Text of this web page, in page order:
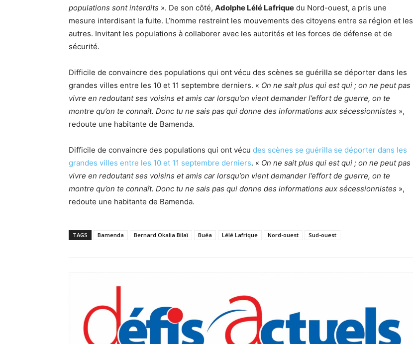
populations sont interdits ». De son côté, Adolphe Lélé Lafrique du Nord-ouest, a pris une
mesure interdisant la fuite. L’homme restreint les mouvements des citoyens entre sa région et les
autres. Invitant les populations à collaborer avec les autorités et les forces de défense et de
sécurité.
Difficile de convaincre des populations qui ont vécu des scènes se guérilla se déporter dans les
grandes villes entre les 10 et 11 septembre derniers. « On ne sait plus qui est qui ; on ne peut pas
vivre en redoutant ses voisins et amis car lorsqu’on vient demander l’effort de guerre, on te
montre qu’on te connaît. Donc tu ne sais pas qui donne des informations aux sécessionnistes »,
redoute une habitante de Bamenda.
Difficile de convaincre des populations qui ont vécu des scènes se guérilla se déporter dans les
grandes villes entre les 10 et 11 septembre derniers. « On ne sait plus qui est qui ; on ne peut pas
vivre en redoutant ses voisins et amis car lorsqu’on vient demander l’effort de guerre, on te
montre qu’on te connaît. Donc tu ne sais pas qui donne des informations aux sécessionnistes »,
redoute une habitante de Bamenda.
TAGS Bamenda Bernard Okalia Bilaï Buéa Lélé Lafrique Nord-ouest Sud-ouest